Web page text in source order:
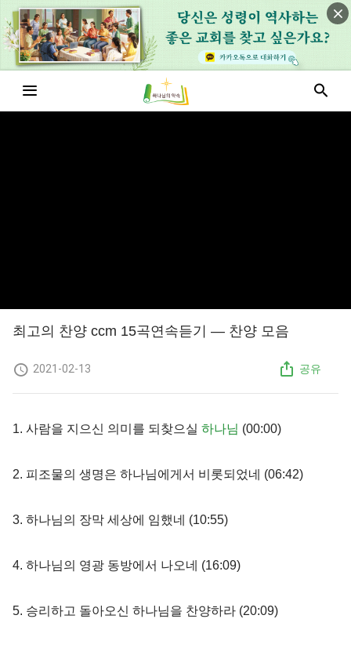
최고의 찬양 ccm 15곡연속듣기 — 찬양 모음
2021-02-13 공유
1. 사람을 지으신 의미를 되찾으실 하나님 (00:00​)
2. 피조물의 생명은 하나님에게서 비롯되었네 (06:42​)
3. 하나님의 장막 세상에 임했네 (10:55​)
4. 하나님의 영광 동방에서 나오네 (16:09​)
5. 승리하고 돌아오신 하나님을 찬양하라 (20:09​)